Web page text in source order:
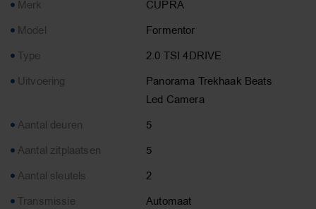
Merk
CUPRA
Model
Formentor
Type
2.0 TSI 4DRIVE
Uitvoering
Panorama Trekhaak Beats
Led Camera
Aantal deuren
5
Aantal zitplaatsen
5
Aantal sleutels
2
Transmissie
Automaat